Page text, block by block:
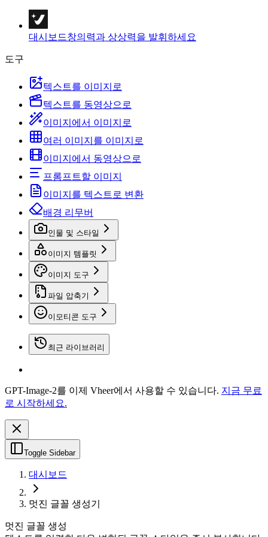
대시보드창의력과 상상력을 발휘하세요
도구
텍스트를 이미지로
텍스트를 동영상으로
이미지에서 이미지로
여러 이미지를 이미지로
이미지에서 동영상으로
프롬프트할 이미지
이미지를 텍스트로 변환
배경 리무버
인물 및 스타일
이미지 템플릿
이미지 도구
파일 압축기
이모티콘 도구
최근 라이브러리
GPT-Image-2를 이제 Vheer에서 사용할 수 있습니다. 지금 무료
로 시작하세요.
Toggle Sidebar
대시보드
멋진 글꼴 생성기
멋진 글꼴 생성